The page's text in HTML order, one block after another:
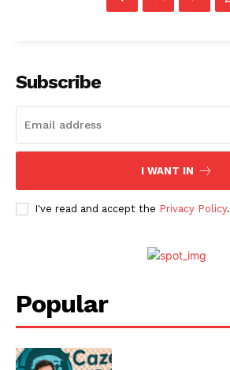
Subscribe
I WANT IN
I've read and accept the Privacy Policy.
Popular